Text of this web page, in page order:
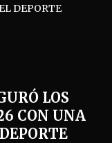
DEPORTE
LOS
CON UNA